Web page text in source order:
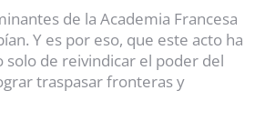
de la Academia Francesa
Y es por eso, que este acto ha
solo de reivindicar el poder del
traspasar fronteras y